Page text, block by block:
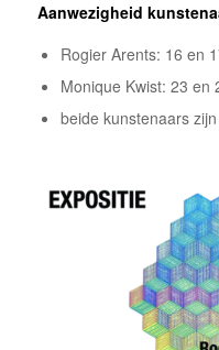
Aanwezigheid
Rogier Arents: 16 en
Monique Kwist: 23 en
beide kunstenaars